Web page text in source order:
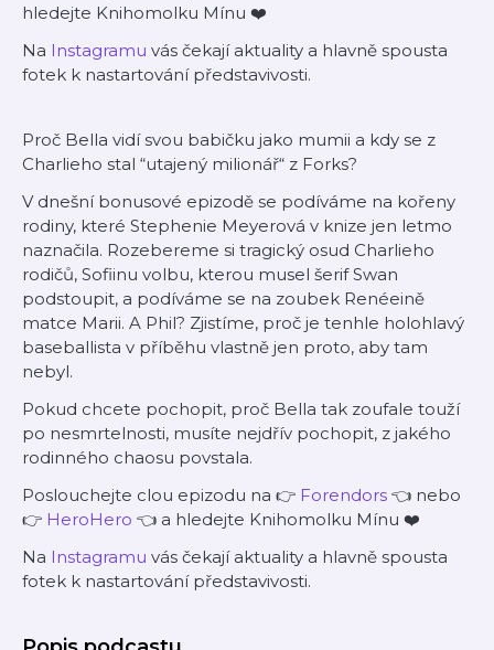
hledejte Knihomolku Mínu ❤️
Na ⁠Instagramu⁠ vás čekají aktuality a hlavně spousta
fotek k nastartování představivosti.
Proč Bella vidí svou babičku jako mumii a kdy se z
Charlieho stal “utajený milionář“ z Forks?
V dnešní bonusové epizodě se podíváme na kořeny
rodiny, které Stephenie Meyerová v knize jen letmo
naznačila. Rozebereme si tragický osud Charlieho
rodičů, Sofiinu volbu, kterou musel šerif Swan
podstoupit, a podíváme se na zoubek Renéeině
matce Marii. A Phil? Zjistíme, proč je tenhle holohlavý
baseballista v příběhu vlastně jen proto, aby tam
nebyl.
Pokud chcete pochopit, proč Bella tak zoufale touží
po nesmrtelnosti, musíte nejdřív pochopit, z jakého
rodinného chaosu povstala.
Poslouchejte clou epizodu na 👉 ⁠Forendors⁠ 👈 nebo
👉⁠ ⁠HeroHero 👈 a hledejte Knihomolku Mínu ❤️
Na ⁠Instagramu⁠ vás čekají aktuality a hlavně spousta
fotek k nastartování představivosti.